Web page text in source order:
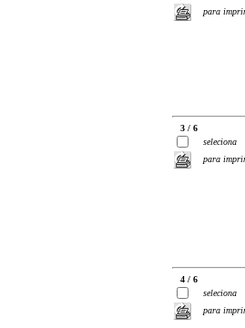
para
3 / 6
seleciona
para
4 / 6
seleciona
para